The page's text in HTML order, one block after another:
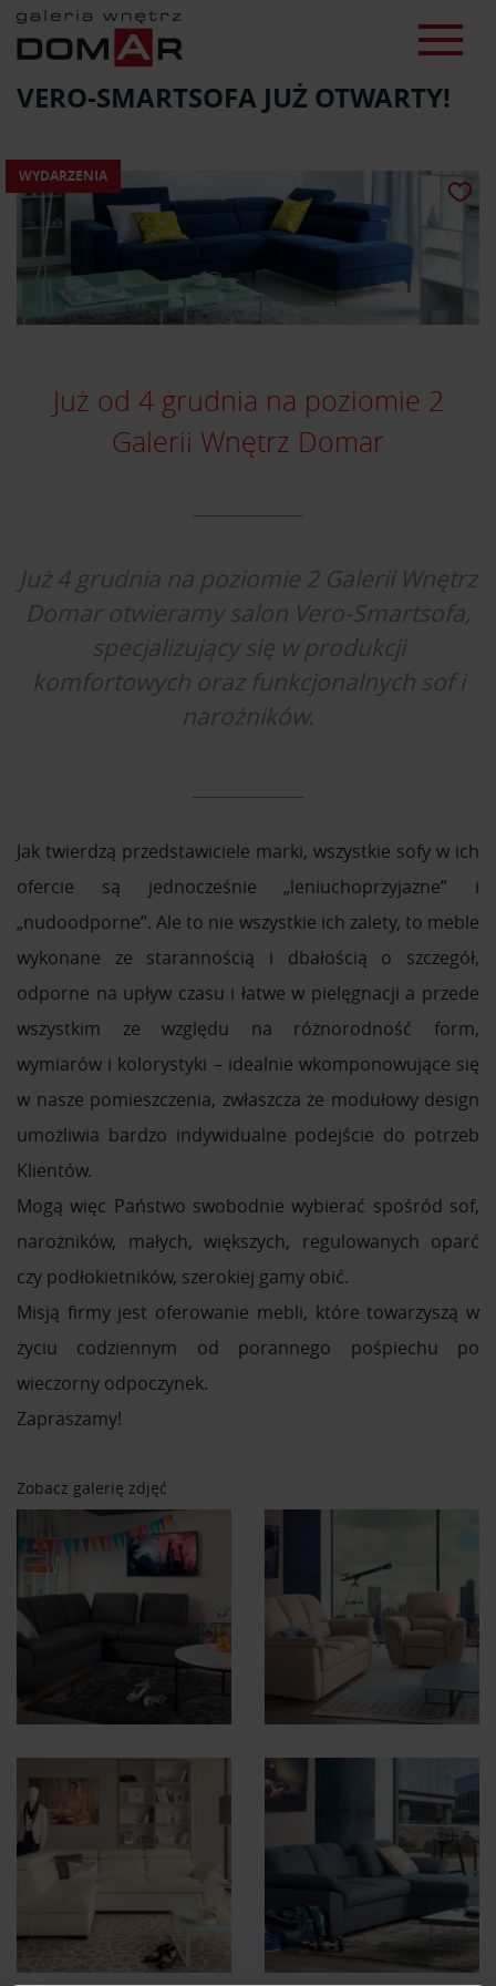
VERO-SMARTSOFA JUŻ OTWARTY!
WYDARZENIA
Już od 4 grudnia na poziomie 2
Galerii Wnętrz Domar
Już 4 grudnia na poziomie 2 Galerii Wnętrz
Domar otwieramy salon Vero-Smartsofa,
specjalizujący się w produkcji
komfortowych oraz funkcjonalnych sof i
narożników.
Jak twierdzą przedstawiciele marki, wszystkie sofy w ich
ofercie są jednocześnie „leniuchoprzyjazne” i
„nudoodporne”. Ale to nie wszystkie ich zalety, to meble
wykonane ze starannością i dbałością o szczegół,
odporne na upływ czasu i łatwe w pielęgnacji a przede
wszystkim ze względu na różnorodność form,
wymiarów i kolorystyki – idealnie wkomponowujące się
w nasze pomieszczenia, zwłaszcza że modułowy design
umożliwia bardzo indywidualne podejście do potrzeb
Klientów.
Mogą więc Państwo swobodnie wybierać spośród sof,
narożników, małych, większych, regulowanych oparć
czy podłokietników, szerokiej gamy obić.
Misją firmy jest oferowanie mebli, które towarzyszą w
życiu codziennym od porannego pośpiechu po
wieczorny odpoczynek.
Zapraszamy!
Zobacz galerię zdjęć